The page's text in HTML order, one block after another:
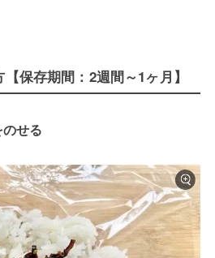
保存期間：2週間～1ヶ月】
せる